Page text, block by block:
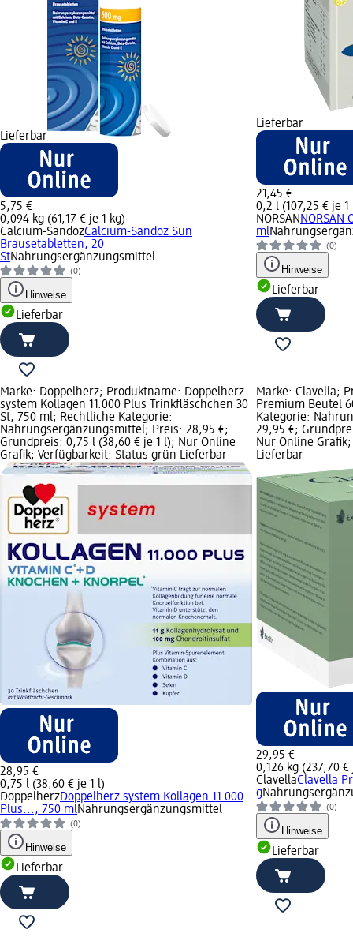
Lieferbar
5,75 €
0,094 kg (61,17 € je 1 kg)
Calcium-SandozCalcium-Sandoz Sun
Brausetabletten, 20
StNahrungsergänzungsmittel
(0)
Hinweise
Lieferbar
Lieferbar
21,45 €
0,2 l (107,25 € je 1
NORSAN NORSAN
ml
(0)
Hinweise
Lieferbar
Marke: Doppelherz; Produktname: Doppelherz
system Kollagen 11.000 Plus Trinkfläschchen 30
St, 750 ml; Rechtliche Kategorie:
Nahrungsergänzungsmittel; Preis: 28,95 €;
Grundpreis: 0,75 l (38,60 € je 1 l); Nur Online
Grafik; Verfügbarkeit: Status grün Lieferbar
28,95 €
0,75 l (38,60 € je 1 l)
DoppelherzDoppelherz system Kollagen 11.000
Plus..., 750 mlNahrungsergänzungsmittel
(0)
Hinweise
Lieferbar
Marke: Clavella;
Premium Beutel
Kategorie:
29,95 €;
Nur Online
Lieferbar
29,95 €
0,126 kg (237,70 €
ClavellaClavella
g
(0)
Hinweise
Lieferbar